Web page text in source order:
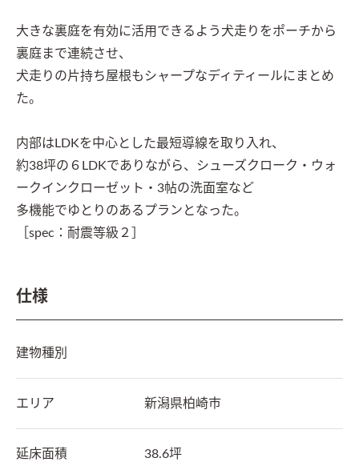
大きな裏庭を有効に活用できるよう犬走りをポーチから
裏庭まで連続させ、
犬走りの片持ち屋根もシャープなディティールにまとめ
た。
内部はLDKを中心とした最短導線を取り入れ、
約38坪の６LDKでありながら、シューズクローク・ウォ
ークインクローゼット・3帖の洗面室など
多機能でゆとりのあるプランとなった。
［spec：耐震等級２］
仕様
建物種別
エリア 新潟県柏崎市
延床面積 38.6坪